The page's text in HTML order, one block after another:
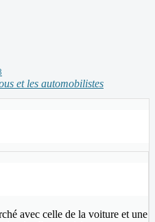
et les automobilistes
avec celle de la voiture et une